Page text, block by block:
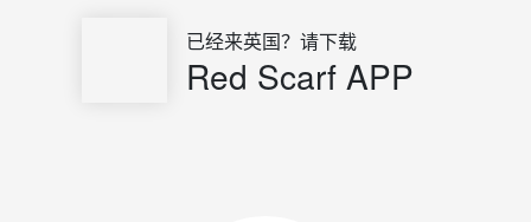
已经来英国？请下载
Red Scarf APP